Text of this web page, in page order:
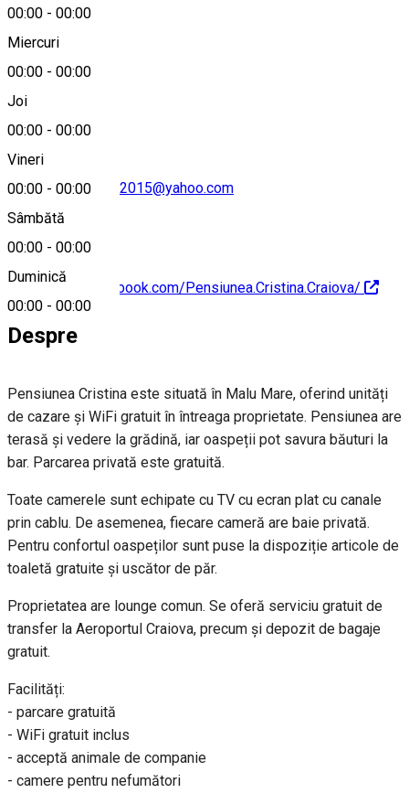
00:00 - 00:00
Miercuri
00:00 - 00:00
Joi
00:00 - 00:00
Vineri
00:00 - 00:00
Sâmbătă
00:00 - 00:00
Duminică
00:00 - 00:00
pensiuneacristina2015@yahoo.com
https://www.facebook.com/Pensiunea.Cristina.Craiova/
Despre
Pensiunea Cristina este situată în Malu Mare, oferind unități
de cazare și WiFi gratuit în întreaga proprietate. Pensiunea are
terasă și vedere la grădină, iar oaspeții pot savura băuturi la
bar. Parcarea privată este gratuită.
Toate camerele sunt echipate cu TV cu ecran plat cu canale
prin cablu. De asemenea, fiecare cameră are baie privată.
Pentru confortul oaspeților sunt puse la dispoziție articole de
toaletă gratuite și uscător de păr.
Proprietatea are lounge comun. Se oferă serviciu gratuit de
transfer la Aeroportul Craiova, precum şi depozit de bagaje
gratuit.
Facilități:
- parcare gratuită
- WiFi gratuit inclus
- acceptă animale de companie
- camere pentru nefumători